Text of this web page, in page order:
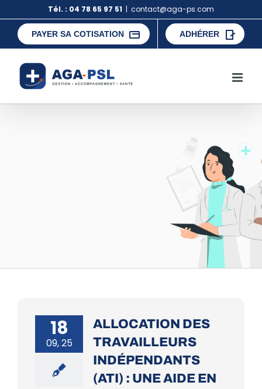
to
content
Tél. : 04 78 65 97 51 | contact@aga-ps.com
PAYER SA COTISATION ADHÉRER
18
09, 25
ALLOCATION DES
TRAVAILLEURS
INDÉPENDANTS
(ATI) : UNE AIDE EN